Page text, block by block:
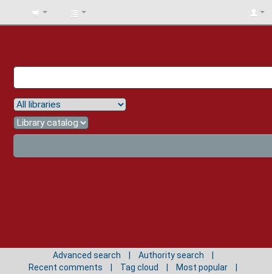
BIBLIOTECA
Advanced search
Authority search
Recent comments
Tag cloud
Most popular